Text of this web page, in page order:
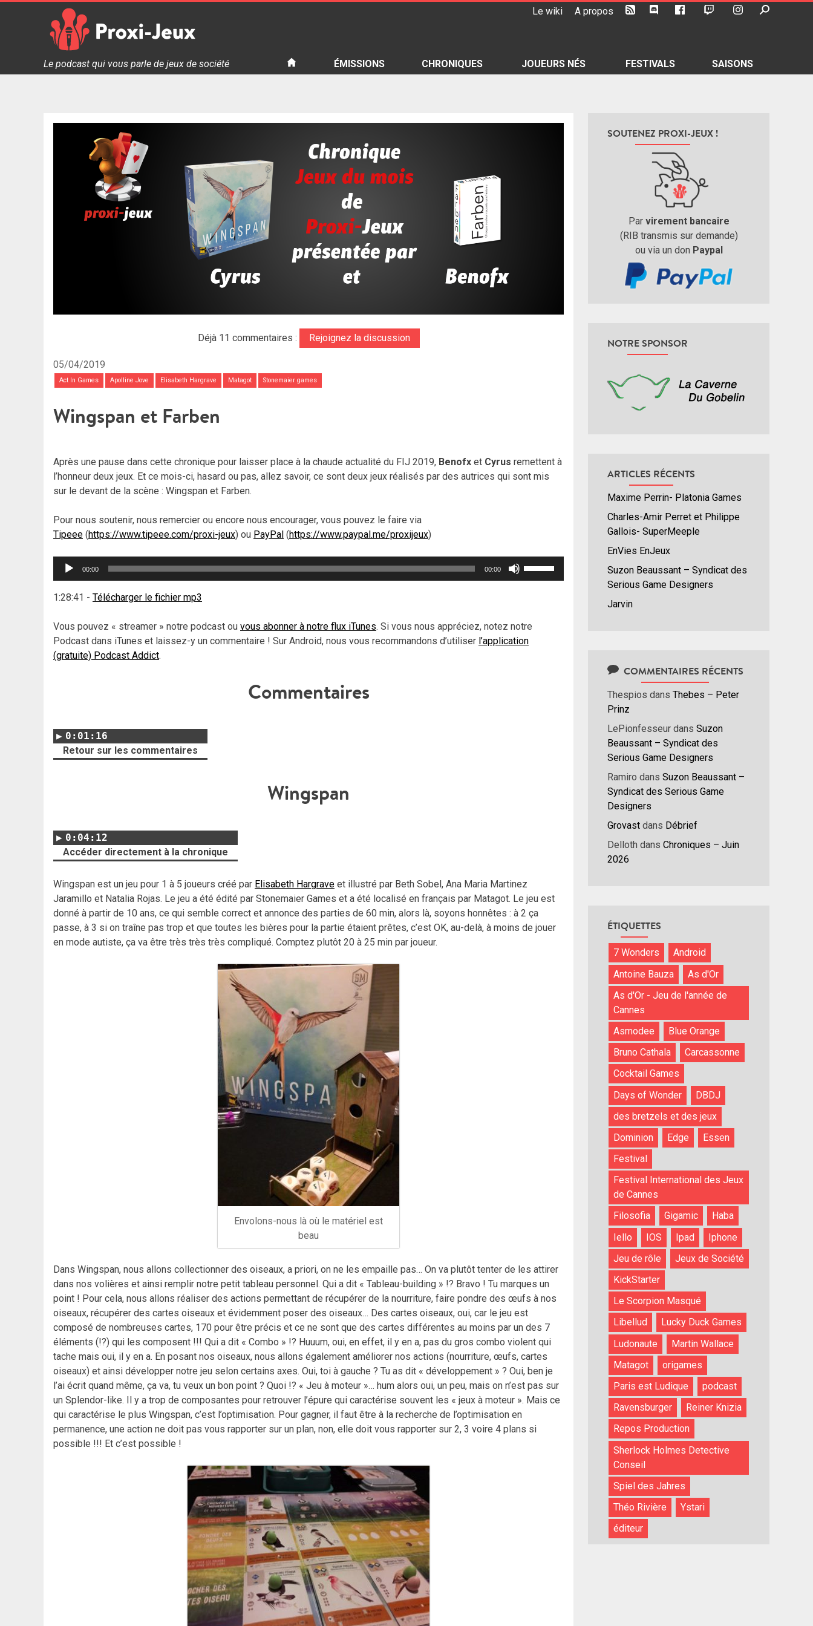
Le wiki A propos
Proxi Jeux - Le podcast qui vous parle de jeux de société
Le podcast qui vous parle de jeux de société ÉMISSIONS CHRONIQUES JOUEURS NÉS FESTIVALS SAISONS
Déjà 11 commentaires : Rejoignez la discussion
05/04/2019
Act In Games Apolline Jove Elisabeth Hargrave Matagot Stonemaier games
Wingspan et Farben
Après une pause dans cette chronique pour laisser place à la chaude actualité du FIJ 2019, Benofx et Cyrus remettent à
l’honneur deux jeux. Et ce mois-ci, hasard ou pas, allez savoir, ce sont deux jeux réalisés par des autrices qui sont mis
sur le devant de la scène : Wingspan et Farben.
Pour nous soutenir, nous remercier ou encore nous encourager, vous pouvez le faire via
Tipeee (https://www.tipeee.com/proxi-jeux) ou PayPal (https://www.paypal.me/proxijeux)
Lecteur
00:00 00:00
1:28:41 - Télécharger le fichier mp3
Vous pouvez « streamer » notre podcast ou vous abonner à notre flux iTunes. Si vous nous appréciez, notez notre
Podcast dans iTunes et laissez-y un commentaire ! Sur Android, nous vous recommandons d’utiliser l’application
(gratuite) Podcast Addict.
Commentaires
0:01:16
Retour sur les commentaires
Wingspan
0:04:12
Accéder directement à la chronique
Wingspan est un jeu pour 1 à 5 joueurs créé par Elisabeth Hargrave et illustré par Beth Sobel, Ana Maria Martinez
Jaramillo et Natalia Rojas. Le jeu a été édité par Stonemaier Games et a été localisé en français par Matagot. Le jeu est
donné à partir de 10 ans, ce qui semble correct et annonce des parties de 60 min, alors là, soyons honnêtes : à 2 ça
passe, à 3 si on traîne pas trop et que toutes les bières pour la partie étaient prêtes, c’est OK, au-delà, à moins de jouer
en mode autiste, ça va être très très très compliqué. Comptez plutôt 20 à 25 min par joueur.
Envolons-nous là où le matériel est
beau
Dans Wingspan, nous allons collectionner des oiseaux, a priori, on ne les empaille pas… On va plutôt tenter de les attirer
dans nos volières et ainsi remplir notre petit tableau personnel. Qui a dit « Tableau-building » !? Bravo ! Tu marques un
point ! Pour cela, nous allons réaliser des actions permettant de récupérer de la nourriture, faire pondre des œufs à nos
oiseaux, récupérer des cartes oiseaux et évidemment poser des oiseaux… Des cartes oiseaux, oui, car le jeu est
composé de nombreuses cartes, 170 pour être précis et ce ne sont que des cartes différentes au moins par un des 7
éléments (!?) qui les composent !!! Qui a dit « Combo » !? Huuum, oui, en effet, il y en a, pas du gros combo violent qui
tache mais oui, il y en a. En posant nos oiseaux, nous allons également améliorer nos actions (nourriture, œufs, cartes
oiseaux) et ainsi développer notre jeu selon certains axes. Oui, toi à gauche ? Tu as dit « développement » ? Oui, ben je
l’ai écrit quand même, ça va, tu veux un bon point ? Quoi !? « Jeu à moteur »… hum alors oui, un peu, mais on n’est pas sur
un Splendor-like. Il y a trop de composantes pour retrouver l’épure qui caractérise souvent les « jeux à moteur ». Mais ce
qui caractérise le plus Wingspan, c’est l’optimisation. Pour gagner, il faut être à la recherche de l’optimisation en
permanence, une action ne doit pas vous rapporter sur un plan, non, elle doit vous rapporter sur 2, 3 voire 4 plans si
possible !!! Et c’est possible !
SOUTENEZ PROXI-JEUX !
Par virement bancaire
(RIB transmis sur demande)
ou via un don Paypal
NOTRE SPONSOR
ARTICLES RÉCENTS
Maxime Perrin- Platonia Games
Charles-Amir Perret et Philippe
Gallois- SuperMeeple
EnVies EnJeux
Suzon Beaussant – Syndicat des
Serious Game Designers
Jarvin
COMMENTAIRES RÉCENTS
Thespios dans Thebes – Peter
Prinz
LePionfesseur dans Suzon
Beaussant – Syndicat des
Serious Game Designers
Ramiro dans Suzon Beaussant –
Syndicat des Serious Game
Designers
Grovast dans Débrief
Delloth dans Chroniques – Juin
2026
ÉTIQUETTES
7 Wonders
Android
Antoine Bauza
As d'Or
As d'Or - Jeu de l'année de
Cannes
Asmodee
Blue Orange
Bruno Cathala
Carcassonne
Cocktail Games
Days of Wonder
DBDJ
des bretzels et des jeux
Dominion
Edge
Essen
Festival
Festival International des Jeux
de Cannes
Filosofia
Gigamic
Haba
Iello
IOS Ipad
Iphone
Jeu de rôle
Jeux de Société
KickStarter
Le Scorpion Masqué
Libellud
Lucky Duck Games
Ludonaute
Martin Wallace
Matagot
origames
Paris est Ludique
podcast
Ravensburger
Reiner Knizia
Repos Production
Sherlock Holmes Detective
Conseil
Spiel des Jahres
Théo Rivière
Ystari
éditeur